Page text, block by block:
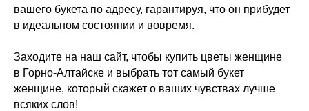
вашего букета по адресу, гарантируя, что он прибудет
в идеальном состоянии и вовремя.
Заходите на наш сайт, чтобы купить цветы женщине
в Горно-Алтайске и выбрать тот самый букет
женщине, который скажет о ваших чувствах лучше
всяких слов!